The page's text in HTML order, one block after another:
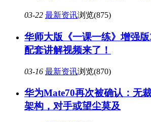
03-22 最新资讯浏览(875)
华师大版《一课一练》增强
配套讲解视频来了！
03-16 最新资讯浏览(870)
华为Mate70再次被确认：无
架构，对手或望尘莫及